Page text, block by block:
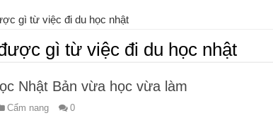
gì từ việc đi du học nhật
gì từ việc đi du học nhật
Nhật Bản vừa học vừa làm
Cẩm nang 0